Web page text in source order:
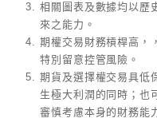
相關圖表及數據均以歷
來之能力。
期權交易財務槓桿高，
特別留意控管風險。
期貨及選擇權交易具低
生極大利潤的同時；也
審慎考慮本身的財務能